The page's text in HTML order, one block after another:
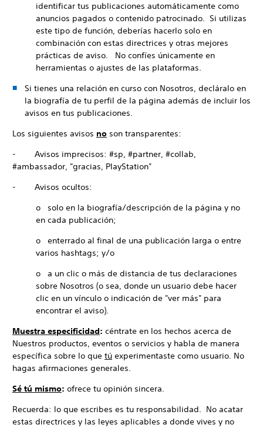
identificar tus publicaciones automáticamente como
anuncios pagados o contenido patrocinado. Si utilizas
este tipo de función, deberías hacerlo solo en
combinación con estas directrices y otras mejores
prácticas de aviso. No confíes únicamente en
herramientas o ajustes de las plataformas.
Si tienes una relación en curso con Nosotros, decláralo en
la biografía de tu perfil de la página además de incluir los
avisos en tus publicaciones.
Los siguientes avisos no son transparentes:
- Avisos imprecisos: #sp, #partner, #collab,
#ambassador, "gracias, PlayStation"
- Avisos ocultos:
o solo en la biografía/descripción de la página y no
en cada publicación;
o enterrado al final de una publicación larga o entre
varios hashtags; y/o
o a un clic o más de distancia de tus declaraciones
sobre Nosotros (o sea, donde un usuario debe hacer
clic en un vínculo o indicación de "ver más" para
encontrar el aviso).
Muestra especificidad: céntrate en los hechos acerca de
Nuestros productos, eventos o servicios y habla de manera
específica sobre lo que tú experimentaste como usuario. No
hagas afirmaciones generales.
Sé tú mismo: ofrece tu opinión sincera.
Recuerda: lo que escribes es tu responsabilidad. No acatar
estas directrices y las leyes aplicables a donde vives y no